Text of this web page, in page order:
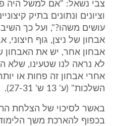
צבי נשאל: "אם למשל היה
וציונים ונתונים בתיק
עושים משהו?", ועל כך
אבחון של ניצן, גוף חיצוני,
אבחון אחר, יש את האבחון
לא נראה לנו שטעינו, שלא
אחרי אבחון זה פחות או
השלכות" (ע' 13 ש' 27-31).
באשר לסיכוי של הצלחת
בכפוף להארכת משך